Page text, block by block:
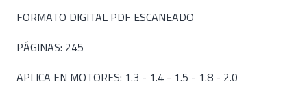
FORMATO DIGITAL PDF ESCANEADO
PÁGINAS: 245
APLICA EN MOTORES: 1.3 - 1.4 - 1.5 - 1.8 - 2.0